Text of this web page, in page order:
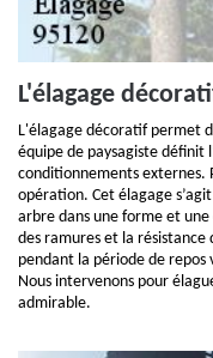
L'élagage
L'élagage décoratif permet
équipe de paysagiste définit
conditionnements externes.
opération. Cet élagage
arbre dans une forme et
des ramures et la
pendant la période de repos
Nous intervenons pour
admirable.